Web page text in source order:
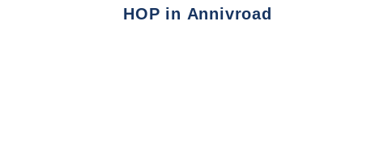
HOP in Annivroad